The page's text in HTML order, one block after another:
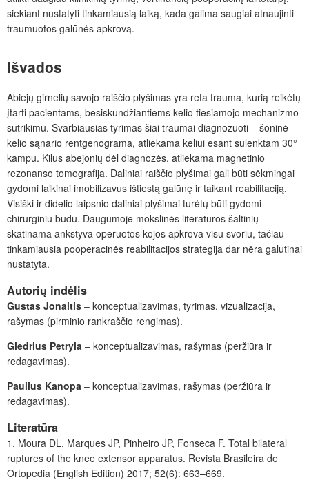
siekiant nustatyti tinkamiausią laiką, kada galima saugiai atnaujinti
traumuotos galūnės apkrovą.
Išvados
Abiejų girnelių savojo raiščio plyšimas yra reta trauma, kurią reikėtų
įtarti pacientams, besiskundžiantiems kelio tiesiamojo mechanizmo
sutrikimu. Svarbiausias tyrimas šiai traumai diagnozuoti ‒ šoninė
kelio sąnario rentgenograma, atliekama keliui esant sulenktam 30°
kampu. Kilus abejonių dėl diagnozės, atliekama magnetinio
rezonanso tomografija. Daliniai raiščio plyšimai gali būti sėkmingai
gydomi laikinai imobilizavus ištiestą galūnę ir taikant reabilitaciją.
Visiški ir didelio laipsnio daliniai plyšimai turėtų būti gydomi
chirurginiu būdu. Daugumoje mokslinės literatūros šaltinių
skatinama ankstyva operuotos kojos apkrova visu svoriu, tačiau
tinkamiausia pooperacinės reabilitacijos strategija dar nėra galutinai
nustatyta.
Autorių indėlis
Gustas Jonaitis ‒ konceptualizavimas, tyrimas, vizualizacija,
rašymas (pirminio rankraščio rengimas).
Giedrius Petryla ‒ konceptualizavimas, rašymas (peržiūra ir
redagavimas).
Paulius Kanopa ‒ konceptualizavimas, rašymas (peržiūra ir
redagavimas).
Literatūra
1. Moura DL, Marques JP, Pinheiro JP, Fonseca F. Total bilateral
ruptures of the knee extensor apparatus. Revista Brasileira de
Ortopedia (English Edition) 2017; 52(6): 663–669.